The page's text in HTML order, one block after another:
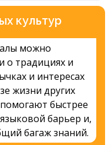
культур
можно
о традициях и
и интересах
жизни других
быстрее
барьер и,
багаж знаний.